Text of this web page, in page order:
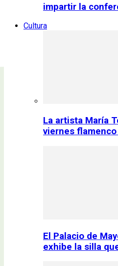
impartir la
Cultura
La artista María
viernes
El Palacio de
exhibe la silla